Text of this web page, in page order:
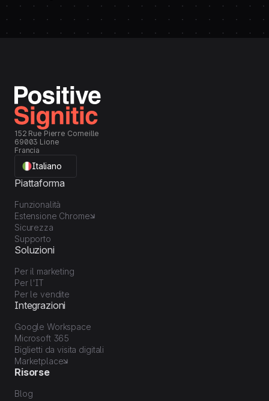
152 Rue Pierre Corneille
69003 Lione
Francia
Italiano
Piattaforma
Funzionalità
Estensione Chrome
Sicurezza
Supporto
Soluzioni
Per il marketing
Per l'IT
Per le vendite
Integrazioni
Google Workspace
Microsoft 365
Biglietti da visita digitali
Marketplace
Risorse
Blog